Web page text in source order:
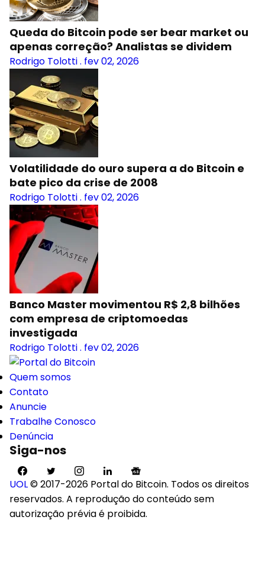
Queda do Bitcoin pode ser bear market ou
apenas correção? Analistas se dividem
Rodrigo Tolotti. fev 02, 2026
Volatilidade do ouro supera a do Bitcoin e
bate pico da crise de 2008
Rodrigo Tolotti. fev 02, 2026
Banco Master movimentou R$ 2,8 bilhões
com empresa de criptomoedas
investigada
Rodrigo Tolotti. fev 02, 2026
Quem somos
Contato
Anuncie
Trabalhe Conosco
Denúncia
Siga-nos
UOL© 2017-2026 Portal do Bitcoin. Todos os direitos
reservados. A reprodução do conteúdo sem
autorização prévia é proibida.